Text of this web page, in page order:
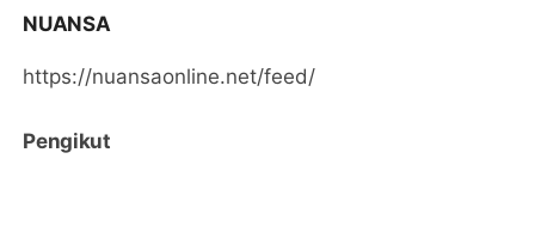
NUANSA
https://nuansaonline.net/feed/
Pengikut